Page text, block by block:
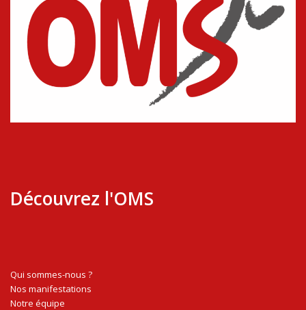
Découvrez l'OMS
Qui sommes-nous ?
Nos manifestations
Notre équipe